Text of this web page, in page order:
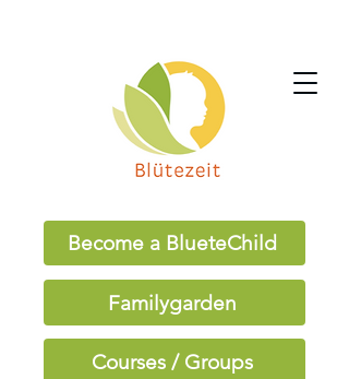
Become a BlueteChild
Familygarden
Courses / Groups